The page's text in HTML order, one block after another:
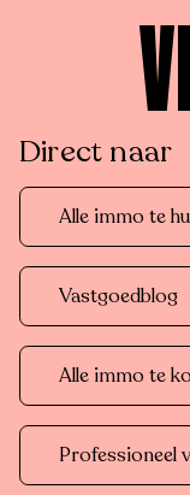
Direct naar
Alle immo te
Vastgoedblog
Alle immo te
Professioneel